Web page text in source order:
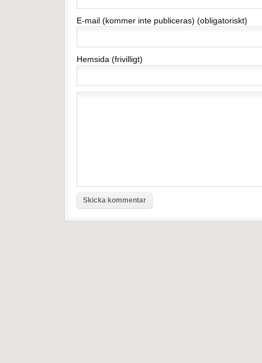
E-mail (kommer inte publiceras) (obligatoriskt)
Hemsida (frivilligt)